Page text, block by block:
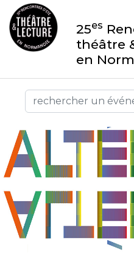
25es
théâtre
en